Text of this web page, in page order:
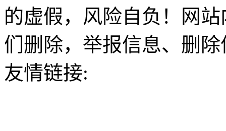
的虚假，风险自负！网
们删除，举报信息、删
友情链接: